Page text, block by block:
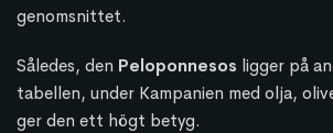
genomsnittet.
Således, den Peloponnesos ligger på
tabellen, under Kampanien med olja,
ger den ett högt betyg.